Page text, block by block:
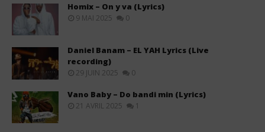
Homix – On y va (Lyrics)
9 MAI 2025 0
Daniel Banam – EL YAH Lyrics (Live
recording)
29 JUIN 2025 0
Vano Baby – Do bandi min (Lyrics)
21 AVRIL 2025 1